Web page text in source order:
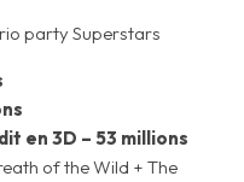
party Superstars
en 3D – 53 millions
of the Wild + The